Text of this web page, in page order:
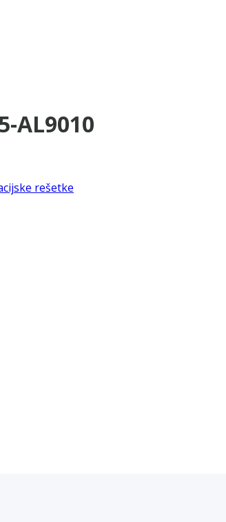
AL9010
rešetke